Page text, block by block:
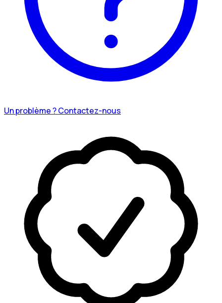
Un problème ? Contactez-nous